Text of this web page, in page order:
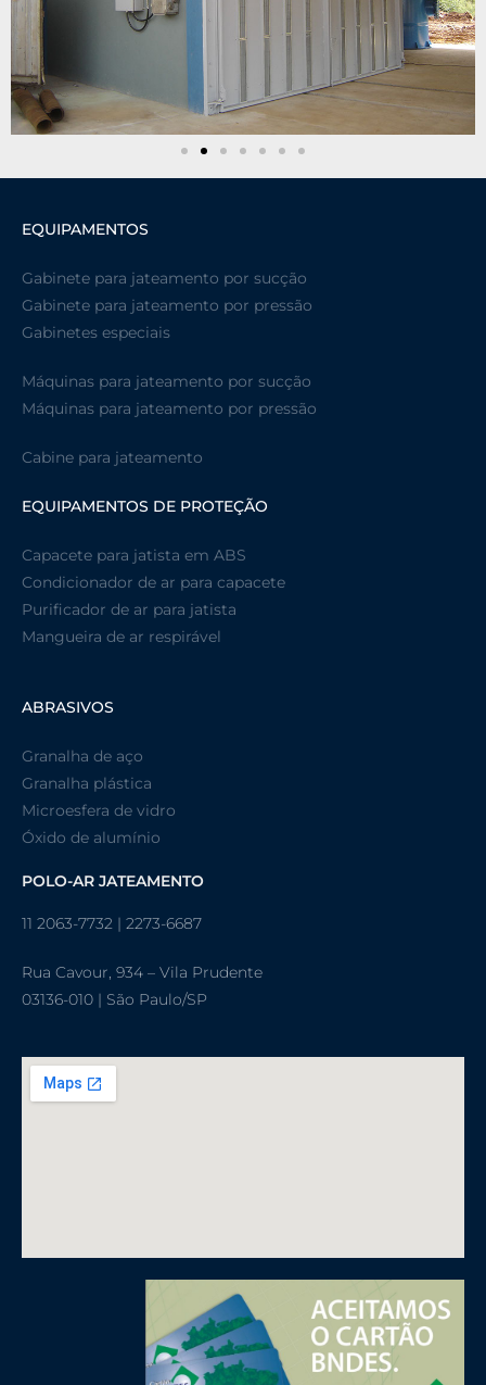
EQUIPAMENTOS
Gabinete para jateamento por sucção
Gabinete para jateamento por pressão
Gabinetes especiais
Máquinas para jateamento por sucção
Máquinas para jateamento por pressão
Cabine para jateamento
EQUIPAMENTOS DE PROTEÇÃO
Capacete para jatista em ABS
Condicionador de ar para capacete
Purificador de ar para jatista
Mangueira de ar respirável
ABRASIVOS
Granalha de aço
Granalha plástica
Microesfera de vidro
Óxido de alumínio
POLO-AR JATEAMENTO
11 2063-7732 | 2273-6687
Rua Cavour, 934 – Vila Prudente
03136-010 | São Paulo/SP